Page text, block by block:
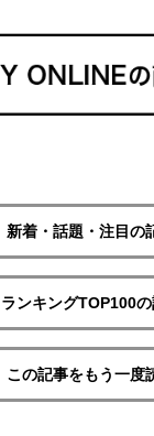
新着・話題・注目の
ランキングTOP100
この記事をもう一度